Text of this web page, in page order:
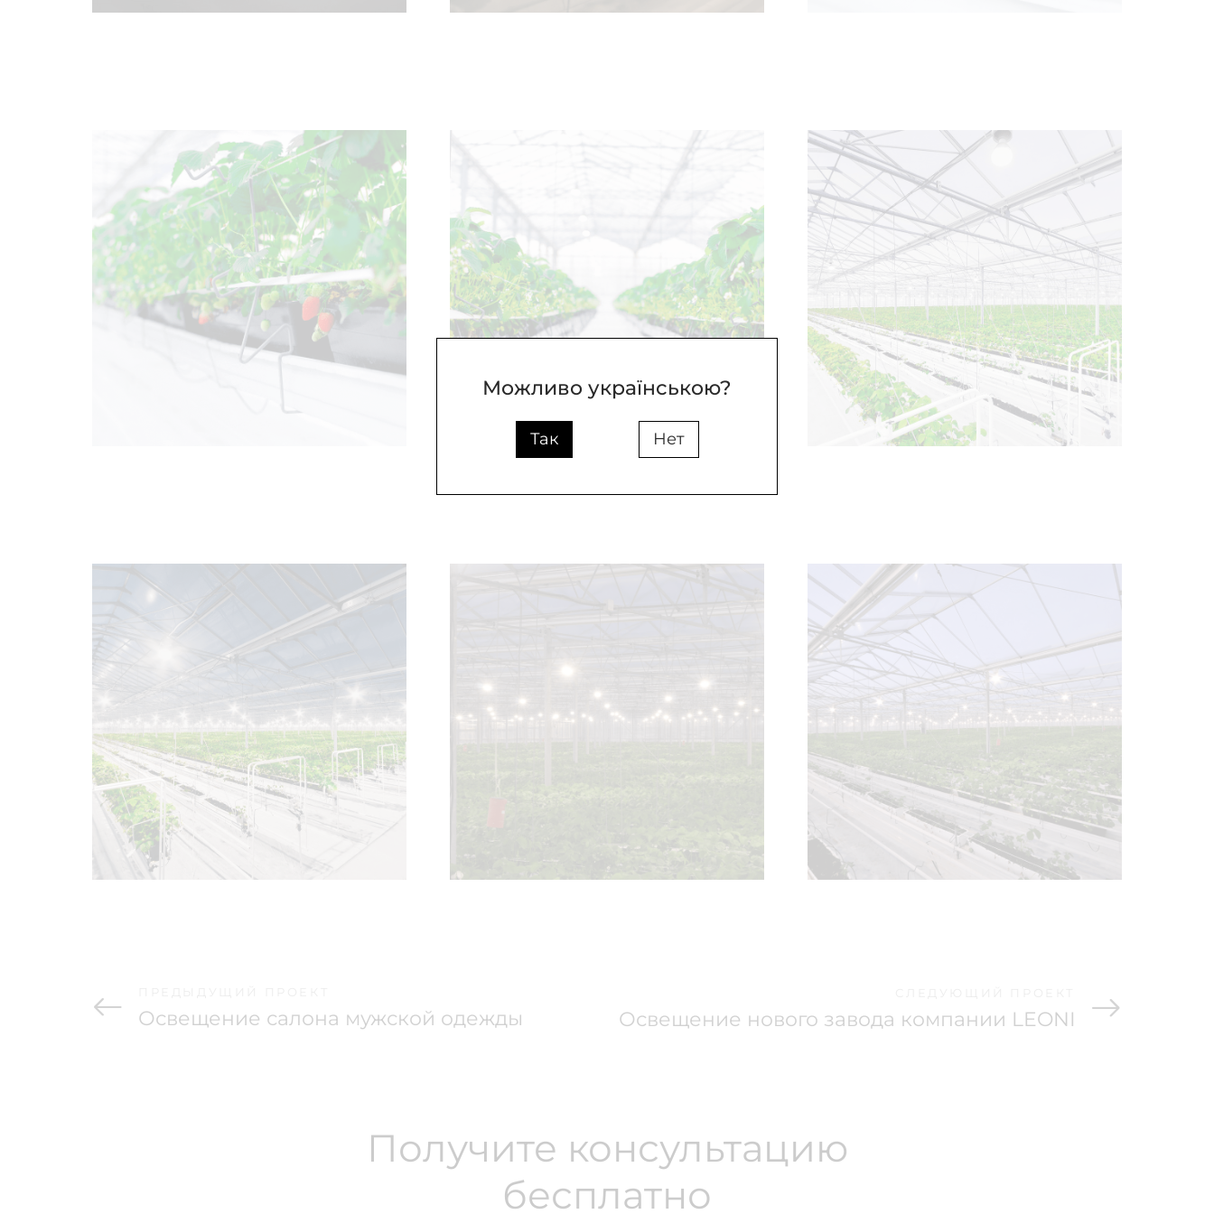
Освещение салона мужской одежды Освещение нового завода компании LEONI
Получите консультацию
бесплатно
Можливо українською?
Так Нет